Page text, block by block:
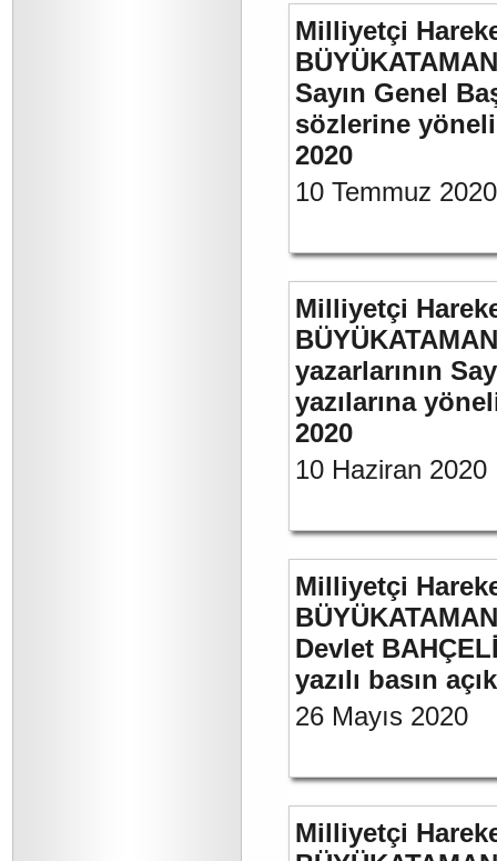
Milliyetçi
Sayın Genel
sözlerine
2020
10 Temmuz 2020
Milliyetçi
yazarlarının
yazılarına
2020
10 Haziran 2020
Milliyetçi
Devlet
yazılı basın
26 Mayıs 2020
Milliyetçi